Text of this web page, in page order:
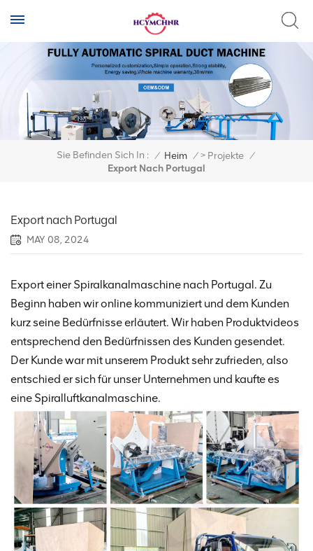
Sie Befinden Sich In : / Heim / > Projekte /
Export Nach Portugal
Export nach Portugal
MAY 08, 2024
Export einer Spiralkanalmaschine nach Portugal. Zu
Beginn haben wir online kommuniziert und dem Kunden
kurz seine Bedürfnisse erläutert. Wir haben Produktvideos
entsprechend den Bedürfnissen des Kunden gesendet.
Der Kunde war mit unserem Produkt sehr zufrieden, also
entschied er sich für unser Unternehmen und kaufte es
eine Spiralluftkanalmaschine.